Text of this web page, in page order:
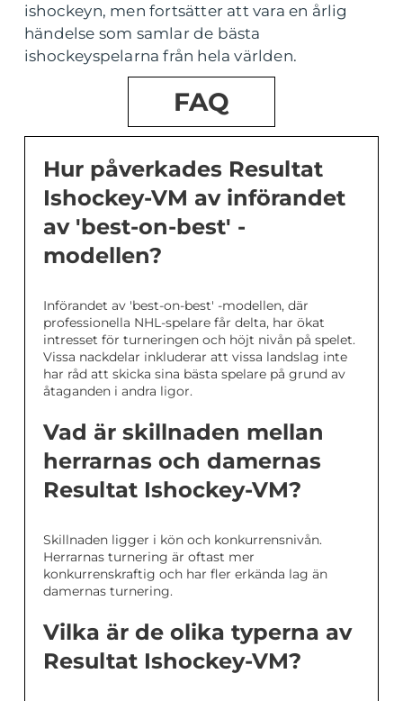
ishockeyn, men fortsätter att vara en årlig
händelse som samlar de bästa
ishockeyspelarna från hela världen.
FAQ
Hur påverkades Resultat
Ishockey-VM av införandet
av 'best-on-best' -
modellen?
Införandet av 'best-on-best' -modellen, där
professionella NHL-spelare får delta, har ökat
intresset för turneringen och höjt nivån på spelet.
Vissa nackdelar inkluderar att vissa landslag inte
har råd att skicka sina bästa spelare på grund av
åtaganden i andra ligor.
Vad är skillnaden mellan
herrarnas och damernas
Resultat Ishockey-VM?
Skillnaden ligger i kön och konkurrensnivån.
Herrarnas turnering är oftast mer
konkurrenskraftig och har fler erkända lag än
damernas turnering.
Vilka är de olika typerna av
Resultat Ishockey-VM?